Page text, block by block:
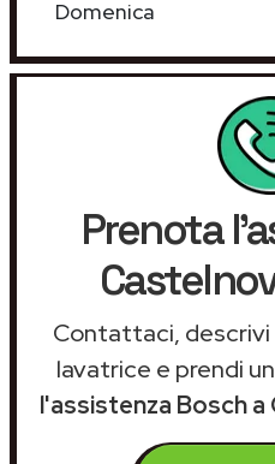
Domenica
Prenota
Contattaci, descrivi
lavatrice e prendi
l'assistenza Bosch